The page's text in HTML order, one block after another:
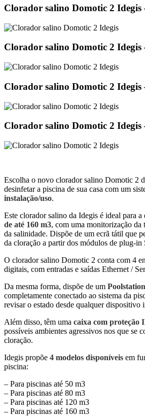
Clorador salino Domotic 2 Idegis
Clorador salino Domotic 2 Idegis
Clorador salino Domotic 2 Idegis
Clorador salino Domotic 2 Idegis
Escolha o novo clorador salino Domotic 2
desinfetar a piscina de sua casa com um
instalação/uso.
Este clorador salino da Idegis é ideal para a
de até 160 m3, com uma monitorização da
da salinidade. Dispõe de um ecrã tátil que
da cloração a partir dos módulos de plug-in
O clorador salino Domotic 2 conta com 4
digitais, com entradas e saídas Ethernet /
Da mesma forma, dispõe de um
completamente conectado ao sistema da
revisar o estado desde qualquer dispositivo
Além disso, têm uma caixa com proteção
possíveis ambientes agressivos nos que se
cloração.
Idegis propõe 4 modelos disponíveis em
piscina:
– Para piscinas até 50 m3
– Para piscinas até 80 m3
– Para piscinas até 120 m3
– Para piscinas até 160 m3